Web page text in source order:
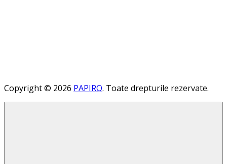
Copyright © 2026 PAPIRO. Toate drepturile rezervate.